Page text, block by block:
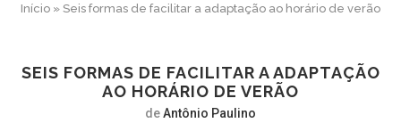
Início » Seis formas de facilitar a adaptação ao horário de verão
SEIS FORMAS DE FACILITAR A ADAPTAÇÃO
AO HORÁRIO DE VERÃO
deAntônio Paulino